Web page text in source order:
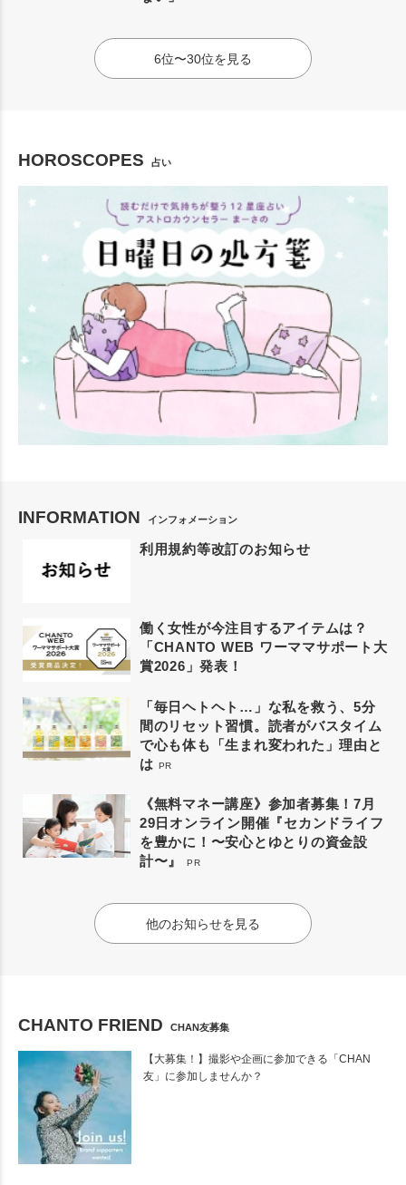
6位〜30位を見る
HOROSCOPES 占い
INFORMATION インフォメーション
利用規約等改訂のお知らせ
働く女性が今注目するアイテムは？
「CHANTO WEB ワーママサポート大
賞2026」発表！
「毎日ヘトヘト…」な私を救う、5分
間のリセット習慣。読者がバスタイム
で心も体も「生まれ変われた」理由と
は PR
《無料マネー講座》参加者募集！7月
29日オンライン開催『セカンドライフ
を豊かに！〜安心とゆとりの資金設
計〜』
PR
他のお知らせを見る
CHANTO FRIEND CHAN友募集
【大募集！】撮影や企画に参加できる「CHAN
友」に参加しませんか？